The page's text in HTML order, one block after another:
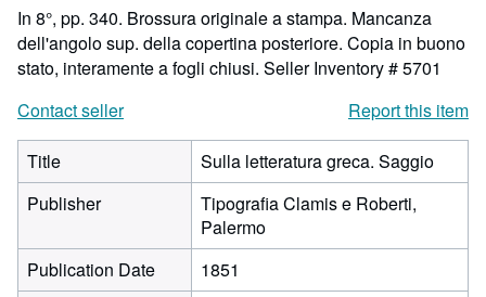
In 8°, pp. 340. Brossura originale a stampa. Mancanza
dell'angolo sup. della copertina posteriore. Copia in buono
stato, interamente a fogli chiusi. Seller Inventory # 5701
Contact seller
Report this item
Title
Sulla letteratura greca. Saggio
Publisher
Tipografia Clamis e Roberti,
Palermo
Publication Date
1851